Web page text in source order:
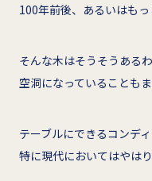
100年前後、あるいはもっ
そんな木はそうそうある
空洞になっていることもま
テーブルにできるコンデ
特に現代においてはやは